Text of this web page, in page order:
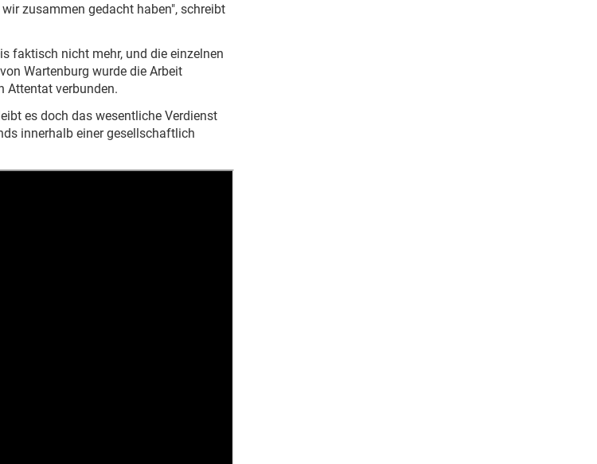
zusammen gedacht haben", schreibt
faktisch nicht mehr, und die einzelnen
Wartenburg wurde die Arbeit
Attentat verbunden.
es doch das wesentliche Verdienst
innerhalb einer gesellschaftlich